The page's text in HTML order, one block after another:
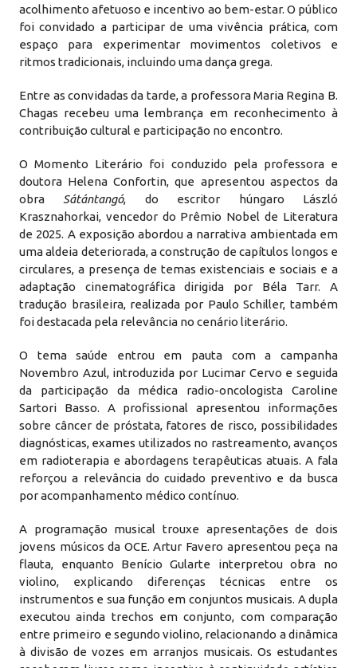
acolhimento afetuoso e incentivo ao bem-estar. O público
foi convidado a participar de uma vivência prática, com
espaço para experimentar movimentos coletivos e
ritmos tradicionais, incluindo uma dança grega.
Entre as convidadas da tarde, a professora Maria Regina B.
Chagas recebeu uma lembrança em reconhecimento à
contribuição cultural e participação no encontro.
O Momento Literário foi conduzido pela professora e
doutora Helena Confortin, que apresentou aspectos da
obra Sátántangó, do escritor húngaro László
Krasznahorkai, vencedor do Prêmio Nobel de Literatura
de 2025. A exposição abordou a narrativa ambientada em
uma aldeia deteriorada, a construção de capítulos longos e
circulares, a presença de temas existenciais e sociais e a
adaptação cinematográfica dirigida por Béla Tarr. A
tradução brasileira, realizada por Paulo Schiller, também
foi destacada pela relevância no cenário literário.
O tema saúde entrou em pauta com a campanha
Novembro Azul, introduzida por Lucimar Cervo e seguida
da participação da médica radio-oncologista Caroline
Sartori Basso. A profissional apresentou informações
sobre câncer de próstata, fatores de risco, possibilidades
diagnósticas, exames utilizados no rastreamento, avanços
em radioterapia e abordagens terapêuticas atuais. A fala
reforçou a relevância do cuidado preventivo e da busca
por acompanhamento médico contínuo.
A programação musical trouxe apresentações de dois
jovens músicos da OCE. Artur Favero apresentou peça na
flauta, enquanto Benício Gularte interpretou obra no
violino, explicando diferenças técnicas entre os
instrumentos e sua função em conjuntos musicais. A dupla
executou ainda trechos em conjunto, com comparação
entre primeiro e segundo violino, relacionando a dinâmica
à divisão de vozes em arranjos musicais. Os estudantes